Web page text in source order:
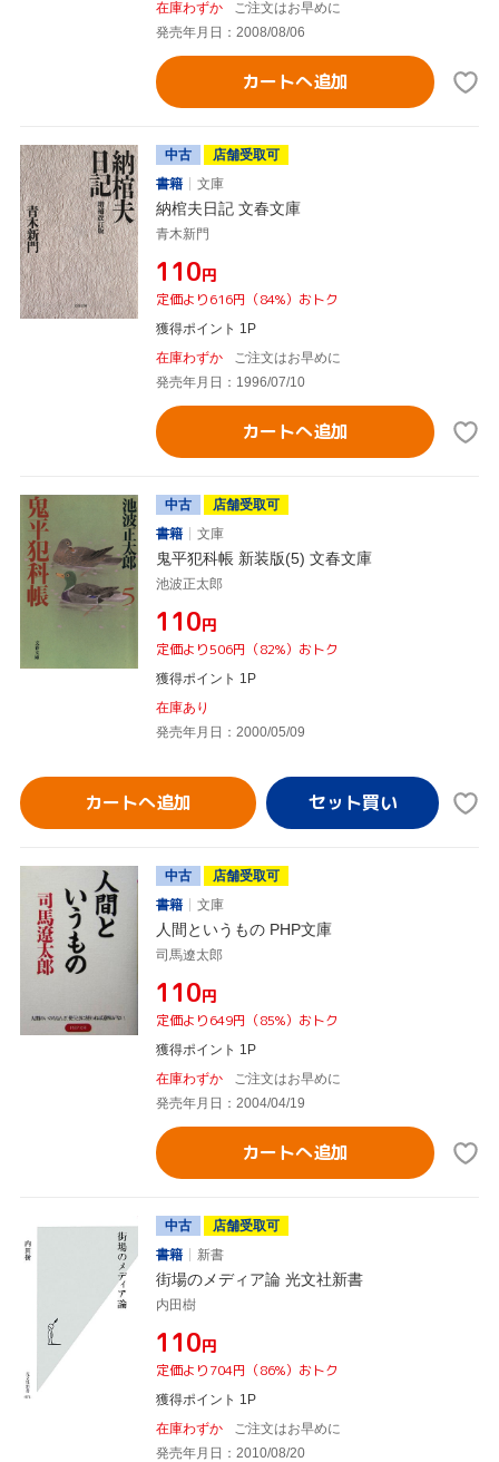
在庫わずか
ご注文はお早めに
発売年月日：2008/08/06
カートへ追加
中古
店舗受取可
書籍
文庫
納棺夫日記 文春文庫
青木新門
¥110円
定価より616円（84%）おトク
獲得ポイント 1P
在庫わずか
ご注文はお早めに
発売年月日：1996/07/10
カートへ追加
中古
店舗受取可
書籍
文庫
鬼平犯科帳 新装版(5) 文春文庫
池波正太郎
¥110円
定価より506円（82%）おトク
獲得ポイント 1P
在庫あり
発売年月日：2000/05/09
カートへ追加
中古
店舗受取可
書籍
文庫
人間というもの PHP文庫
司馬遼太郎
¥110円
定価より649円（85%）おトク
獲得ポイント 1P
在庫わずか
ご注文はお早めに
発売年月日：2004/04/19
カートへ追加
中古
店舗受取可
書籍
新書
街場のメディア論 光文社新書
内田樹
¥110円
定価より704円（86%）おトク
獲得ポイント 1P
在庫わずか
ご注文はお早めに
発売年月日：2010/08/20